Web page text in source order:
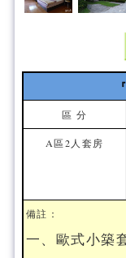
區 分
A區2人套房
備註：
一、歐式小築